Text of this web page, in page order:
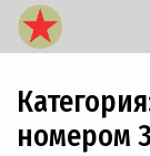
Категория
номером